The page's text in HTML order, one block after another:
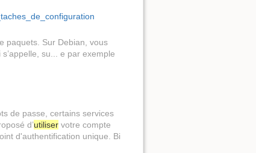
paquets. Sur Debian, vous
su... e par exemple
de passe, certains services
d’utiliser votre compte
d'authentification unique. Bi